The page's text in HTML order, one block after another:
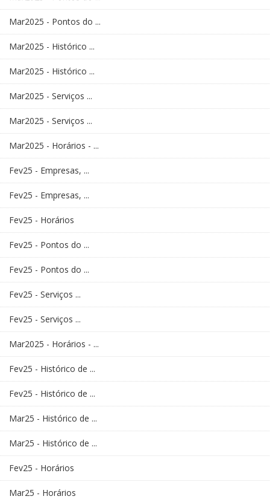
Mar2025 - Pontos do ...
Mar2025 - Histórico ...
Mar2025 - Histórico ...
Mar2025 - Serviços ...
Mar2025 - Serviços ...
Mar2025 - Horários - ...
Fev25 - Empresas, ...
Fev25 - Empresas, ...
Fev25 - Horários
Fev25 - Pontos do ...
Fev25 - Pontos do ...
Fev25 - Serviços ...
Fev25 - Serviços ...
Mar2025 - Horários - ...
Fev25 - Histórico de ...
Fev25 - Histórico de ...
Mar25 - Histórico de ...
Mar25 - Histórico de ...
Fev25 - Horários
Mar25 - Horários